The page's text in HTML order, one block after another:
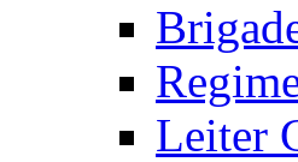
Leiter